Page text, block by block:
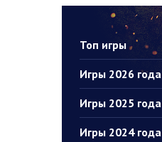
Топ игры
Игры 2026 года
Игры 2025 года
Игры 2024 года